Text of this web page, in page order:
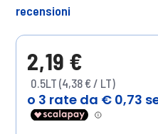
recensioni
2,19 €
0.5LT (4,38 € / LT)